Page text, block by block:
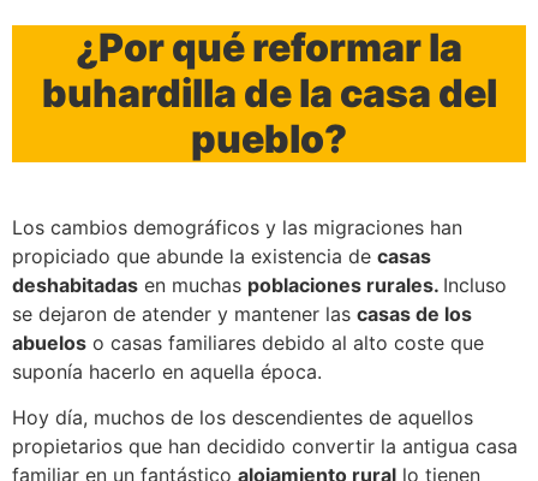
¿Por qué reformar la
buhardilla de la casa del
pueblo?
Los cambios demográficos y las migraciones han
propiciado que abunde la existencia de casas
deshabitadas en muchas poblaciones rurales. Incluso
se dejaron de atender y mantener las casas de los
abuelos o casas familiares debido al alto coste que
suponía hacerlo en aquella época.
Hoy día, muchos de los descendientes de aquellos
propietarios que han decidido convertir la antigua casa
familiar en un fantástico alojamiento rural lo tienen